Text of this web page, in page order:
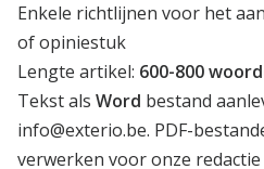
Enkele richtlijnen voor het
of opiniestuk
Lengte artikel: 600-800
Tekst als Word bestand
info@exterio.be. PDF-
verwerken voor onze redactie